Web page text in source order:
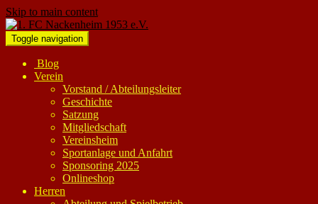
Skip to main content
Toggle navigation
Blog
Verein
Vorstand / Abteilungsleiter
Geschichte
Satzung
Mitgliedschaft
Vereinsheim
Sportanlage und Anfahrt
Sponsoring 2025
Onlineshop
Herren